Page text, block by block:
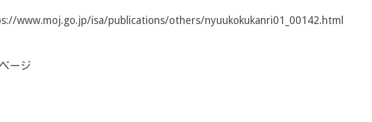
www.moj.go.jp/isa/publications/others/nyuukokukanri01_00142.html
ージ